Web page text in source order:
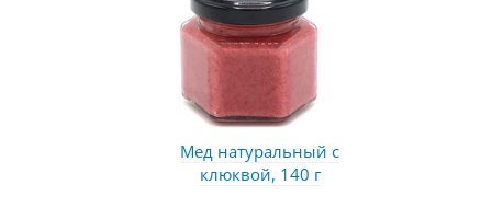
Мед натуральный с
клюквой, 140 г